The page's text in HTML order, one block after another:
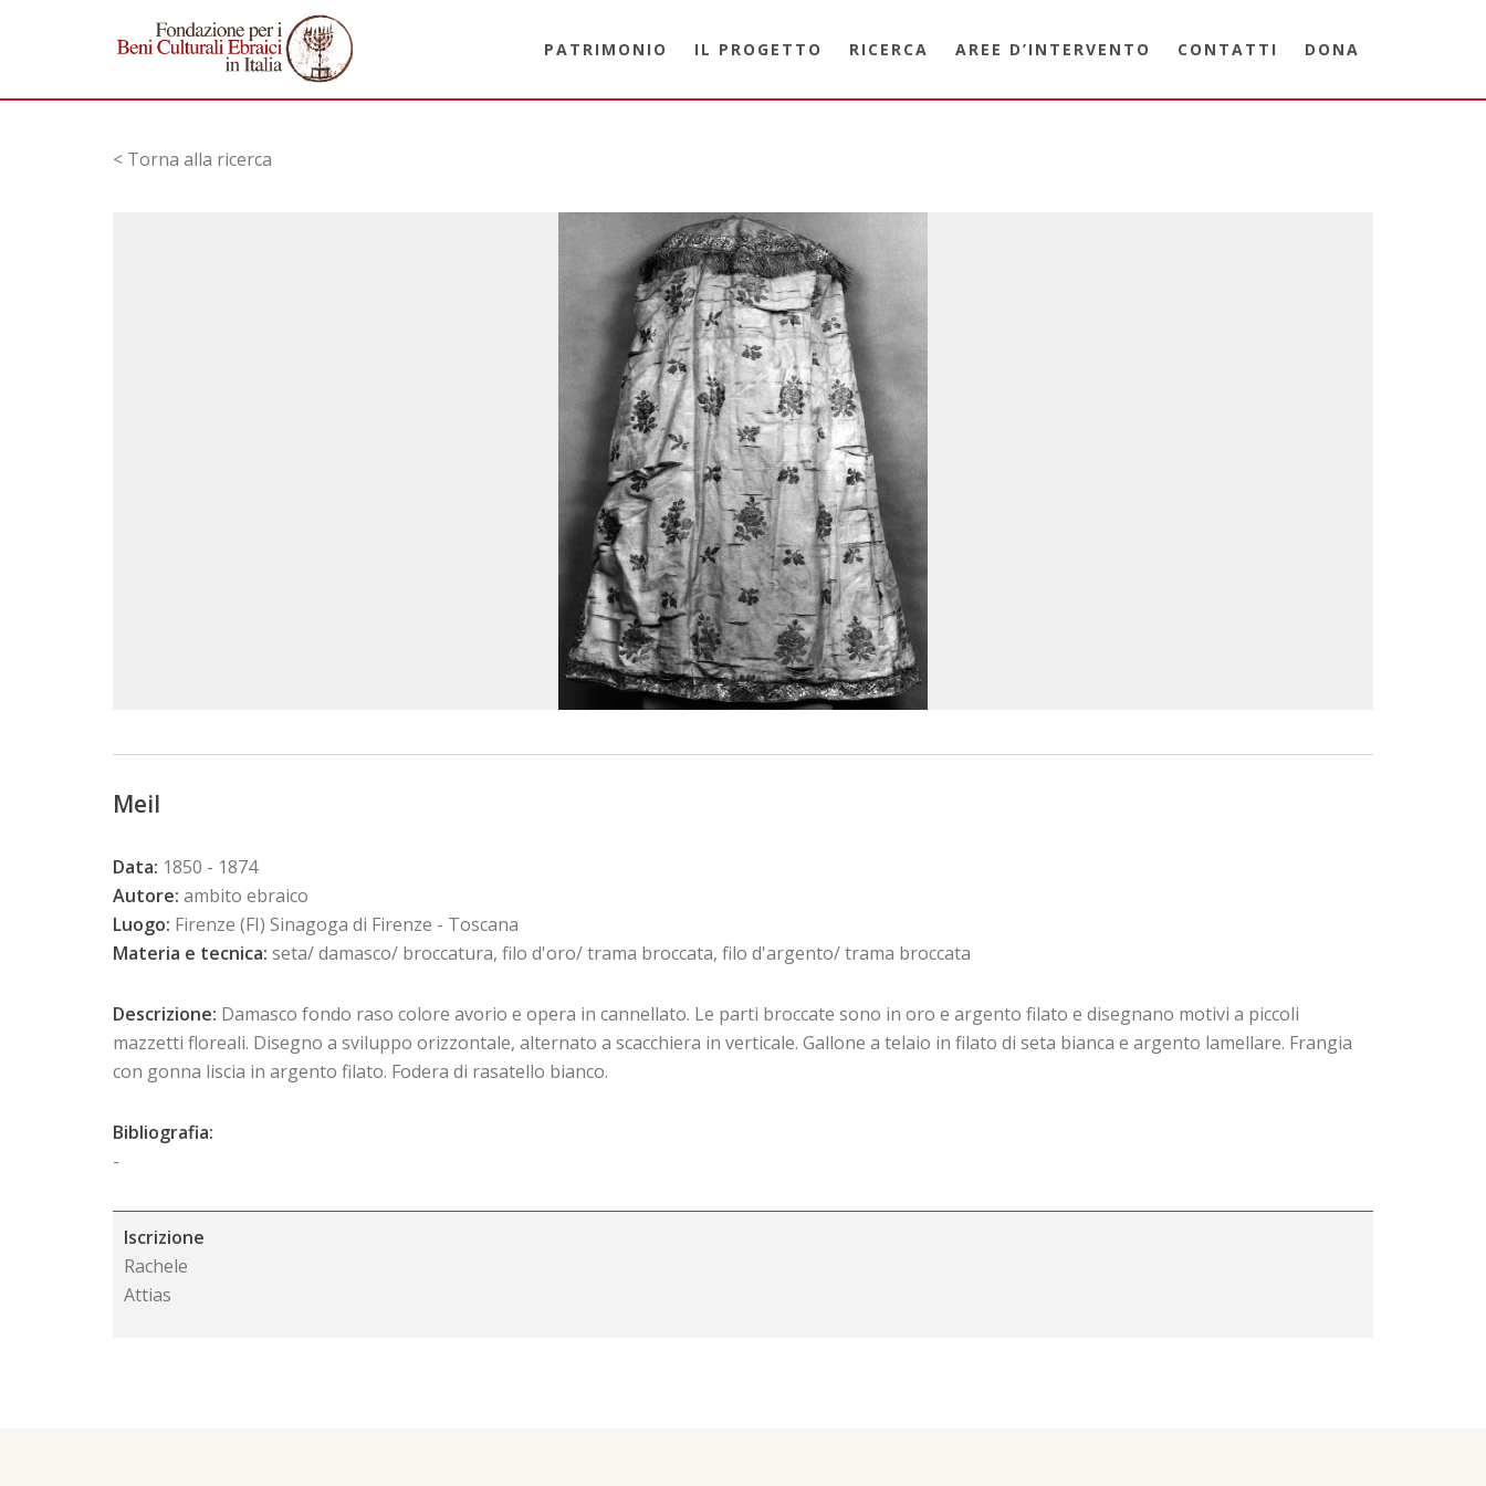
PATRIMONIO IL PROGETTO RICERCA AREE D’INTERVENTO CONTATTI DONA
< Torna alla ricerca
Meil
Data: 1850 - 1874
Autore: ambito ebraico
Luogo: Firenze (FI) Sinagoga di Firenze - Toscana
Materia e tecnica: seta/ damasco/ broccatura, filo d'oro/ trama broccata, filo d'argento/ trama broccata
Descrizione: Damasco fondo raso colore avorio e opera in cannellato. Le parti broccate sono in oro e argento filato e disegnano motivi a piccoli
mazzetti floreali. Disegno a sviluppo orizzontale, alternato a scacchiera in verticale. Gallone a telaio in filato di seta bianca e argento lamellare. Frangia
con gonna liscia in argento filato. Fodera di rasatello bianco.
Bibliografia:
-
Iscrizione
Rachele
Attias